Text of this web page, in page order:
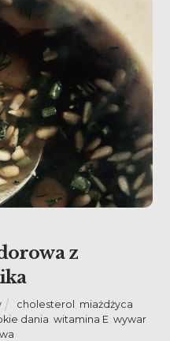
z
cholesterol miażdżyca
dania ,witamina E ,wywar